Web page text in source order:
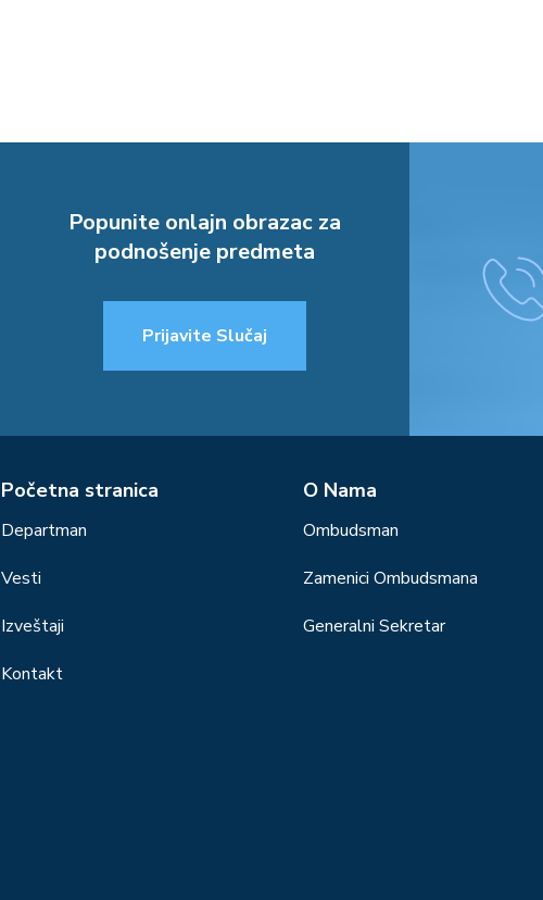
Popunite onlajn obrazac za
podnošenje predmeta
Prijavite Slučaj
Početna stranica
Departman
Vesti
Izveštaji
Kontakt
О Nama
Ombudsman
Zamenici Ombudsmana
Generalni Sekretar